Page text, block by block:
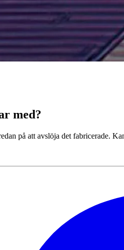
med?
på att avslöja det fabricerade.